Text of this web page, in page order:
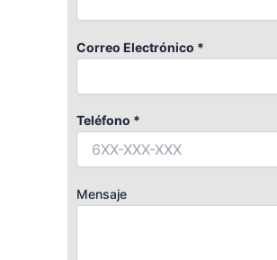
Correo Electrónico *
Teléfono *
Mensaje